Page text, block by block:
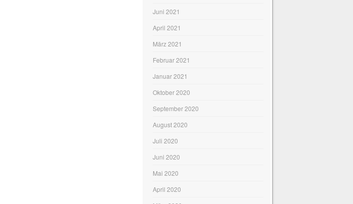
Juni 2021
April 2021
März 2021
Februar 2021
Januar 2021
Oktober 2020
September 2020
August 2020
Juli 2020
Juni 2020
Mai 2020
April 2020